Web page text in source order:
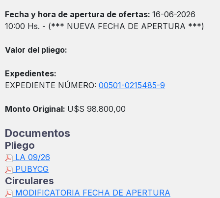
Fecha y hora de apertura de ofertas: 16-06-2026
10:00 Hs. - (*** NUEVA FECHA DE APERTURA ***)
Valor del pliego:
Expedientes:
EXPEDIENTE NÚMERO: 00501-0215485-9
Monto Original: U$S 98.800,00
Documentos
Pliego
LA 09/26
PUBYCG
Circulares
MODIFICATORIA FECHA DE APERTURA